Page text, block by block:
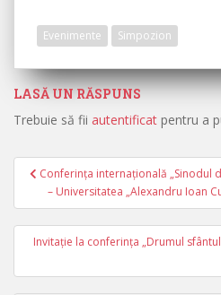
Evenimente Simpozion
LASĂ UN RĂSPUNS
Trebuie să fii autentificat pentru a
Navigare în
Conferința internațională „Sinodul
– Universitatea „Alexandru Ioan
Invitație la conferința „Drumul